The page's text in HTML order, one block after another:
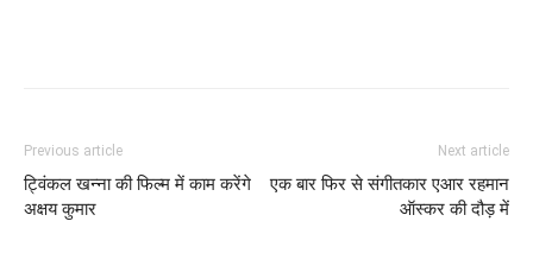
Previous article
ट्विंकल खन्‍ना की फिल्‍म में काम करेंगे
अक्षय कुमार
Next article
एक बार फिर से संगीतकार एआर रहमान
ऑस्‍कर की दौड़ में